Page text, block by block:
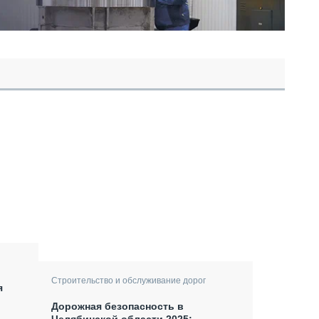
Строительство и обслуживание дорог
Дорожная безопасность в